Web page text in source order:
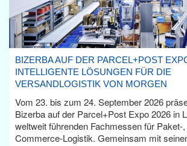
BIZERBA AUF DER PARCEL+POST
INTELLIGENTE LÖSUNGEN FÜR DIE
VERSANDLOGISTIK VON MORGEN
Vom 23. bis zum 24. September 2026
Bizerba auf der Parcel+Post Expo 2026 in
weltweit führenden Fachmessen für Paket-
Commerce-Logistik. Gemeinsam mit